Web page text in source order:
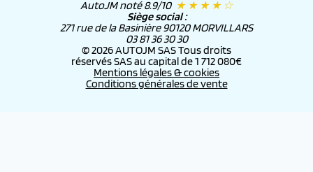
AutoJM noté 8.9/10 ★ ★ ★ ★ ☆
Siège social :
271 rue de la Basinière 90120 MORVILLARS
03 81 36 30 30
© 2026 AUTOJM SAS Tous droits
réservés SAS au capital de 1 712 080€
Mentions légales & cookies
Conditions générales de vente